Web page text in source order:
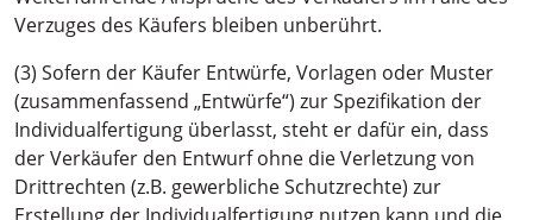
Verzuges des Käufers bleiben unberührt.
(3) Sofern der Käufer Entwürfe, Vorlagen oder Muster
(zusammenfassend „Entwürfe“) zur Spezifikation der
Individualfertigung überlasst, steht er dafür ein, dass
der Verkäufer den Entwurf ohne die Verletzung von
Drittrechten (z.B. gewerbliche Schutzrechte) zur